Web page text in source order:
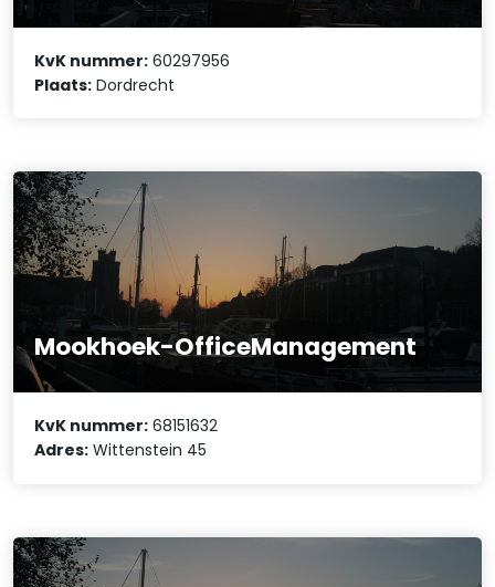
KvK nummer: 60297956
Plaats: Dordrecht
Mookhoek-OfficeManagement
KvK nummer: 68151632
Adres: Wittenstein 45